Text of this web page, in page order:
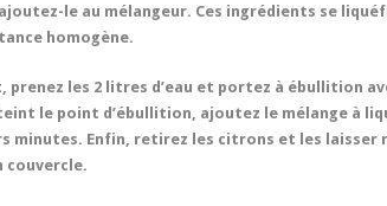
le au mélangeur. Ces ingrédients se
homogène.
prenez les 2 litres d’eau et portez à ébullition
le point d’ébullition, ajoutez le mélange à
minutes. Enfin, retirez les citrons et les laisser
couvercle.